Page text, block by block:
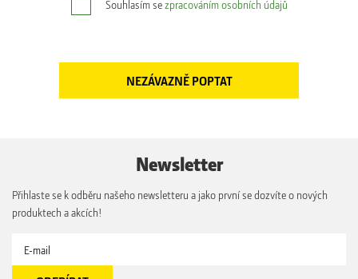
Souhlasím sezpracováním osobních údajů
Newsletter
Přihlaste se k odběru našeho newsletteru a jako první se dozvíte o nových
produktech a akcích!